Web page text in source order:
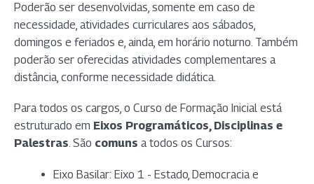
Poderão ser desenvolvidas, somente em caso de
necessidade, atividades curriculares aos sábados,
domingos e feriados e, ainda, em horário noturno. Também
poderão ser oferecidas atividades complementares a
distância, conforme necessidade didática.
Para todos os cargos, o Curso de Formação Inicial está
estruturado em Eixos Programáticos, Disciplinas e
Palestras. São comuns a todos os Cursos:
Eixo Basilar: Eixo 1 - Estado, Democracia e